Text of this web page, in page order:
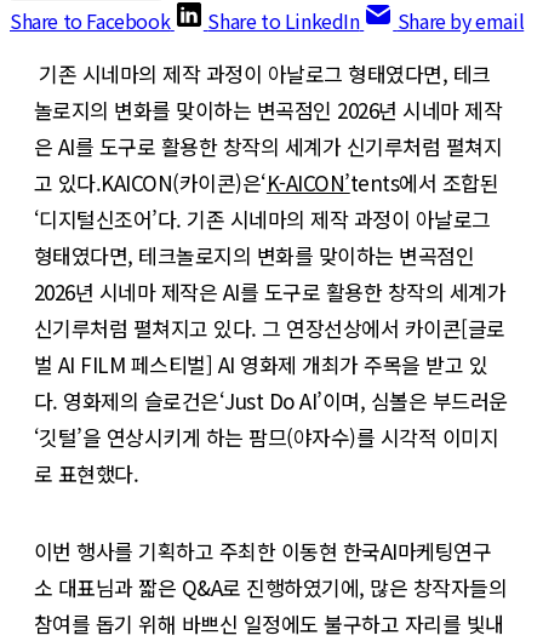
Share to Facebook
Share to LinkedIn Share by email
기존 시네마의 제작 과정이 아날로그 형태였다면, 테크
놀로지의 변화를 맞이하는 변곡점인 2026년 시네마 제작
은 AI를 도구로 활용한 창작의 세계가 신기루처럼 펼쳐지
고 있다.KAICON(카이콘)은‘K-AICON’tents에서 조합된
‘디지털신조어’다. 기존 시네마의 제작 과정이 아날로그
형태였다면, 테크놀로지의 변화를 맞이하는 변곡점인
2026년 시네마 제작은 AI를 도구로 활용한 창작의 세계가
신기루처럼 펼쳐지고 있다. 그 연장선상에서 카이콘[글로
벌 AI FILM 페스티벌] AI 영화제 개최가 주목을 받고 있
다. 영화제의 슬로건은‘Just Do AI’이며, 심볼은 부드러운
‘깃털’을 연상시키게 하는 팜므(야자수)를 시각적 이미지
로 표현했다.
이번 행사를 기획하고 주최한 이동현 한국AI마케팅연구
소 대표님과 짧은 Q&A로 진행하였기에, 많은 창작자들의
참여를 돕기 위해 바쁘신 일정에도 불구하고 자리를 빛내